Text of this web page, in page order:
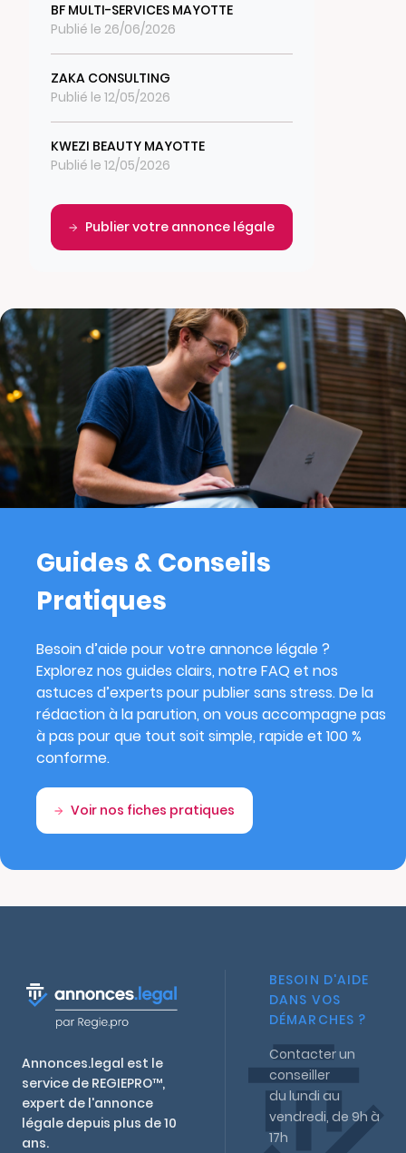
BF MULTI-SERVICES MAYOTTE
Publié le 26/06/2026
ZAKA CONSULTING
Publié le 12/05/2026
KWEZI BEAUTY MAYOTTE
Publié le 12/05/2026
Publier votre annonce légale
Guides & Conseils
Pratiques
Besoin d’aide pour votre annonce légale ?
Explorez nos guides clairs, notre FAQ et nos
astuces d’experts pour publier sans stress. De la
rédaction à la parution, on vous accompagne pas
à pas pour que tout soit simple, rapide et 100 %
conforme.
Voir nos fiches pratiques
Annonces.legal est le
service de REGIEPRO™,
expert de l'annonce
légale depuis plus de 10
ans.
BESOIN D'AIDE
DANS VOS
DÉMARCHES ?
Contacter un
conseiller
du lundi au
vendredi, de 9h à
17h